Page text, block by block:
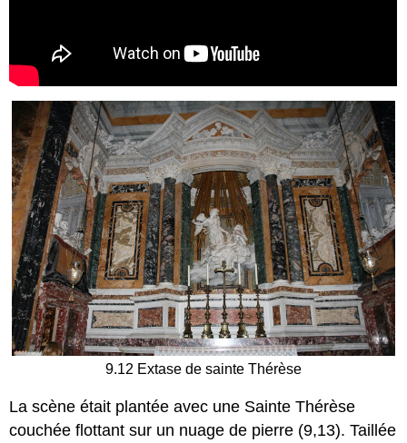
9.12 Extase de sainte Thérèse
La scène était plantée avec une Sainte Thérèse
couchée flottant sur un nuage de pierre (9,13). Taillée